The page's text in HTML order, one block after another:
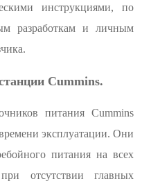
инструкциями, по
разработкам и личным
Cummins.
питания Cummins
эксплуатации. Они
питания на всех
отсутствии главных